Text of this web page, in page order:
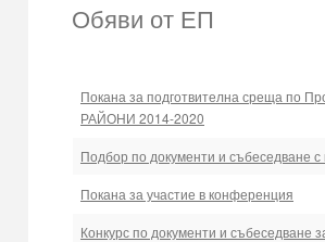
Обяви от ЕП
Покана за подготвителна среща по
РАЙОНИ 2014-2020
Подбор по документи и събеседване
Покана за участие в конференция
Конкурс по документи и събеседване